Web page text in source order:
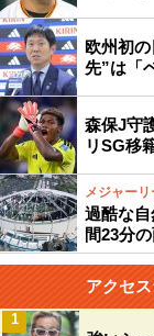
欧州初
先”は「
森保J守
リSG移
メジャー
過酷な
間23分
アクセ
1